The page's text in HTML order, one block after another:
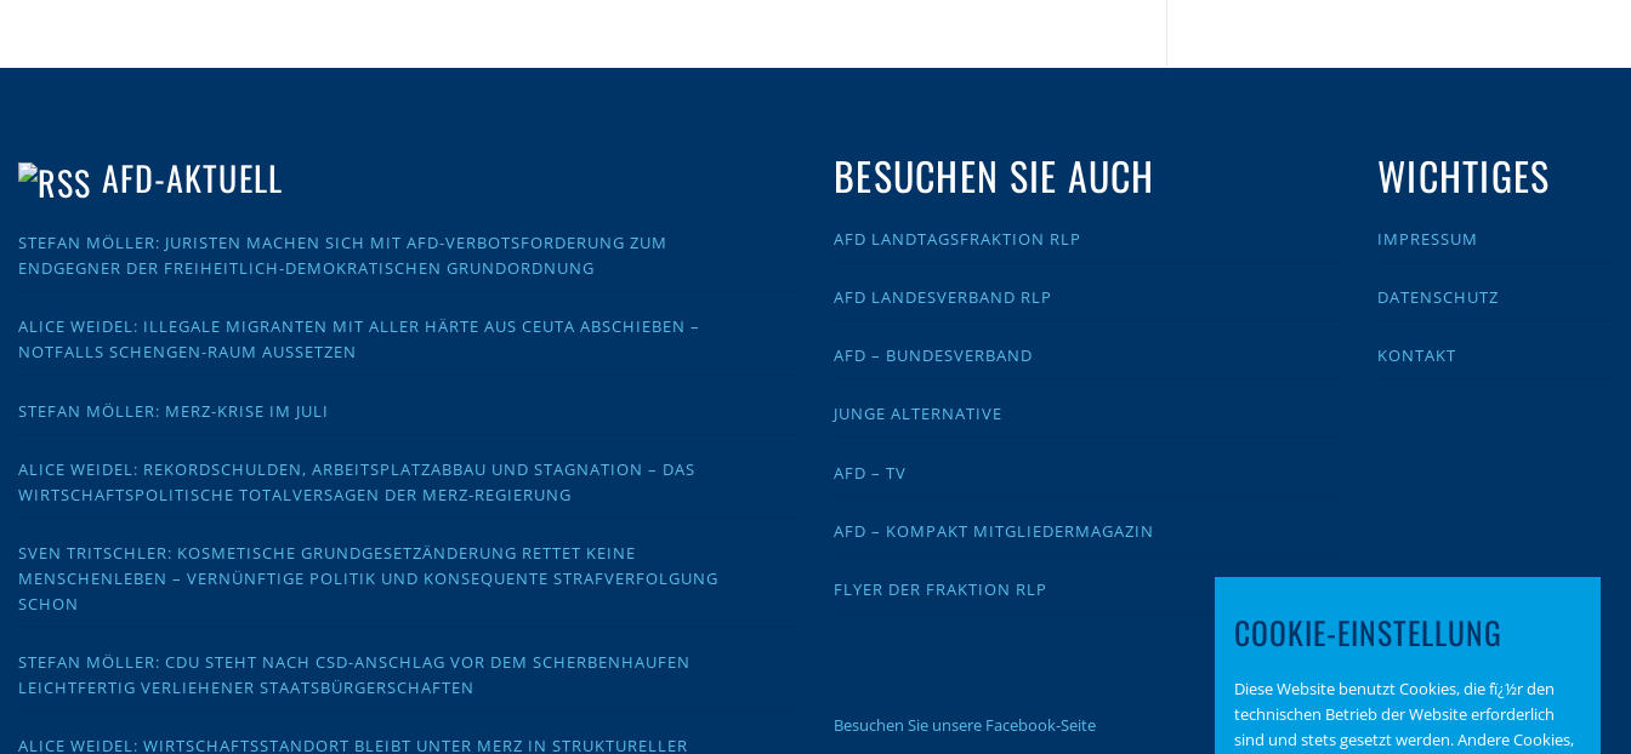
AFD-AKTUELL
STEFAN MÖLLER: JURISTEN MACHEN SICH MIT AFD-VERBOTSFORDERUNG ZUM
ENDGEGNER DER FREIHEITLICH-DEMOKRATISCHEN GRUNDORDNUNG
ALICE WEIDEL: ILLEGALE MIGRANTEN MIT ALLER HÄRTE AUS CEUTA ABSCHIEBEN –
NOTFALLS SCHENGEN-RAUM AUSSETZEN
STEFAN MÖLLER: MERZ-KRISE IM JULI
ALICE WEIDEL: REKORDSCHULDEN, ARBEITSPLATZABBAU UND STAGNATION – DAS
WIRTSCHAFTSPOLITISCHE TOTALVERSAGEN DER MERZ-REGIERUNG
SVEN TRITSCHLER: KOSMETISCHE GRUNDGESETZÄNDERUNG RETTET KEINE
MENSCHENLEBEN – VERNÜNFTIGE POLITIK UND KONSEQUENTE STRAFVERFOLGUNG
SCHON
STEFAN MÖLLER: CDU STEHT NACH CSD-ANSCHLAG VOR DEM SCHERBENHAUFEN
LEICHTFERTIG VERLIEHENER STAATSBÜRGERSCHAFTEN
ALICE WEIDEL: WIRTSCHAFTSSTANDORT BLEIBT UNTER MERZ IN STRUKTURELLER
BESUCHEN SIE AUCH
AFD LANDTAGSFRAKTION RLP
AFD LANDESVERBAND RLP
AFD – BUNDESVERBAND
JUNGE ALTERNATIVE
AFD – TV
AFD – KOMPAKT MITGLIEDERMAGAZIN
FLYER DER FRAKTION RLP
Besuchen Sie unsere Facebook-Seite
WICHTIGES
IMPRESSUM
DATENSCHUTZ
KONTAKT
COOKIE-EINSTELLUNG
Diese Website benutzt Cookies, die fï¿½r den
technischen Betrieb der Website erforderlich
sind und stets gesetzt werden. Andere Cookies,